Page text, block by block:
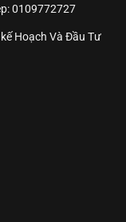
0109772727
Hoạch Và Đầu Tư